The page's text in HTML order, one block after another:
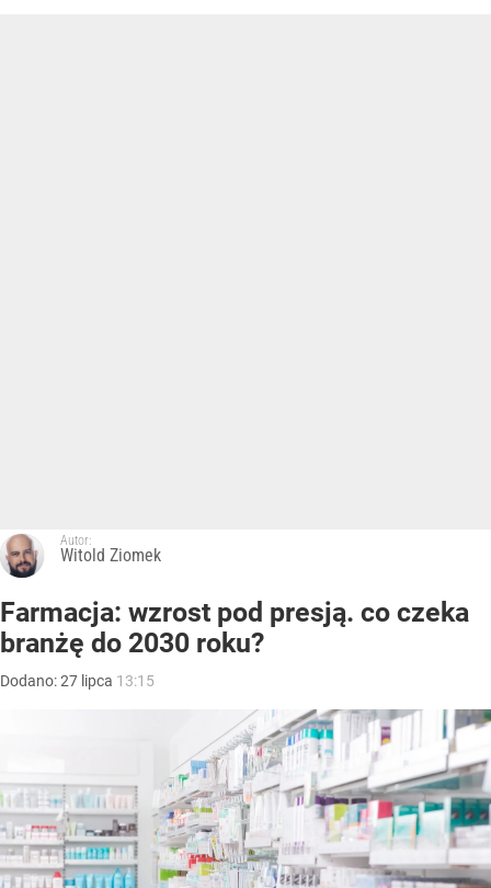
Autor:
Witold Ziomek
Farmacja: wzrost pod presją. co czeka
branżę do 2030 roku?
Dodano:27 lipca 13:15